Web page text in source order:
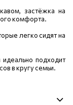
застёжка на
комфорта.
легко сидят на
идеально подходит
в кругу семьи.